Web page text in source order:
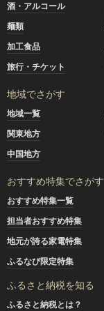
酒・アルコール
麺類
加工食品
旅行・チケット
地域でさがす
地域一覧
関東地方
中国地方
おすすめ特集でさがす
おすすめ特集一覧
担当者おすすめ特集
地元が誇る家電特集
ふるなび限定特集
ふるさと納税を知る
ふるさと納税とは？